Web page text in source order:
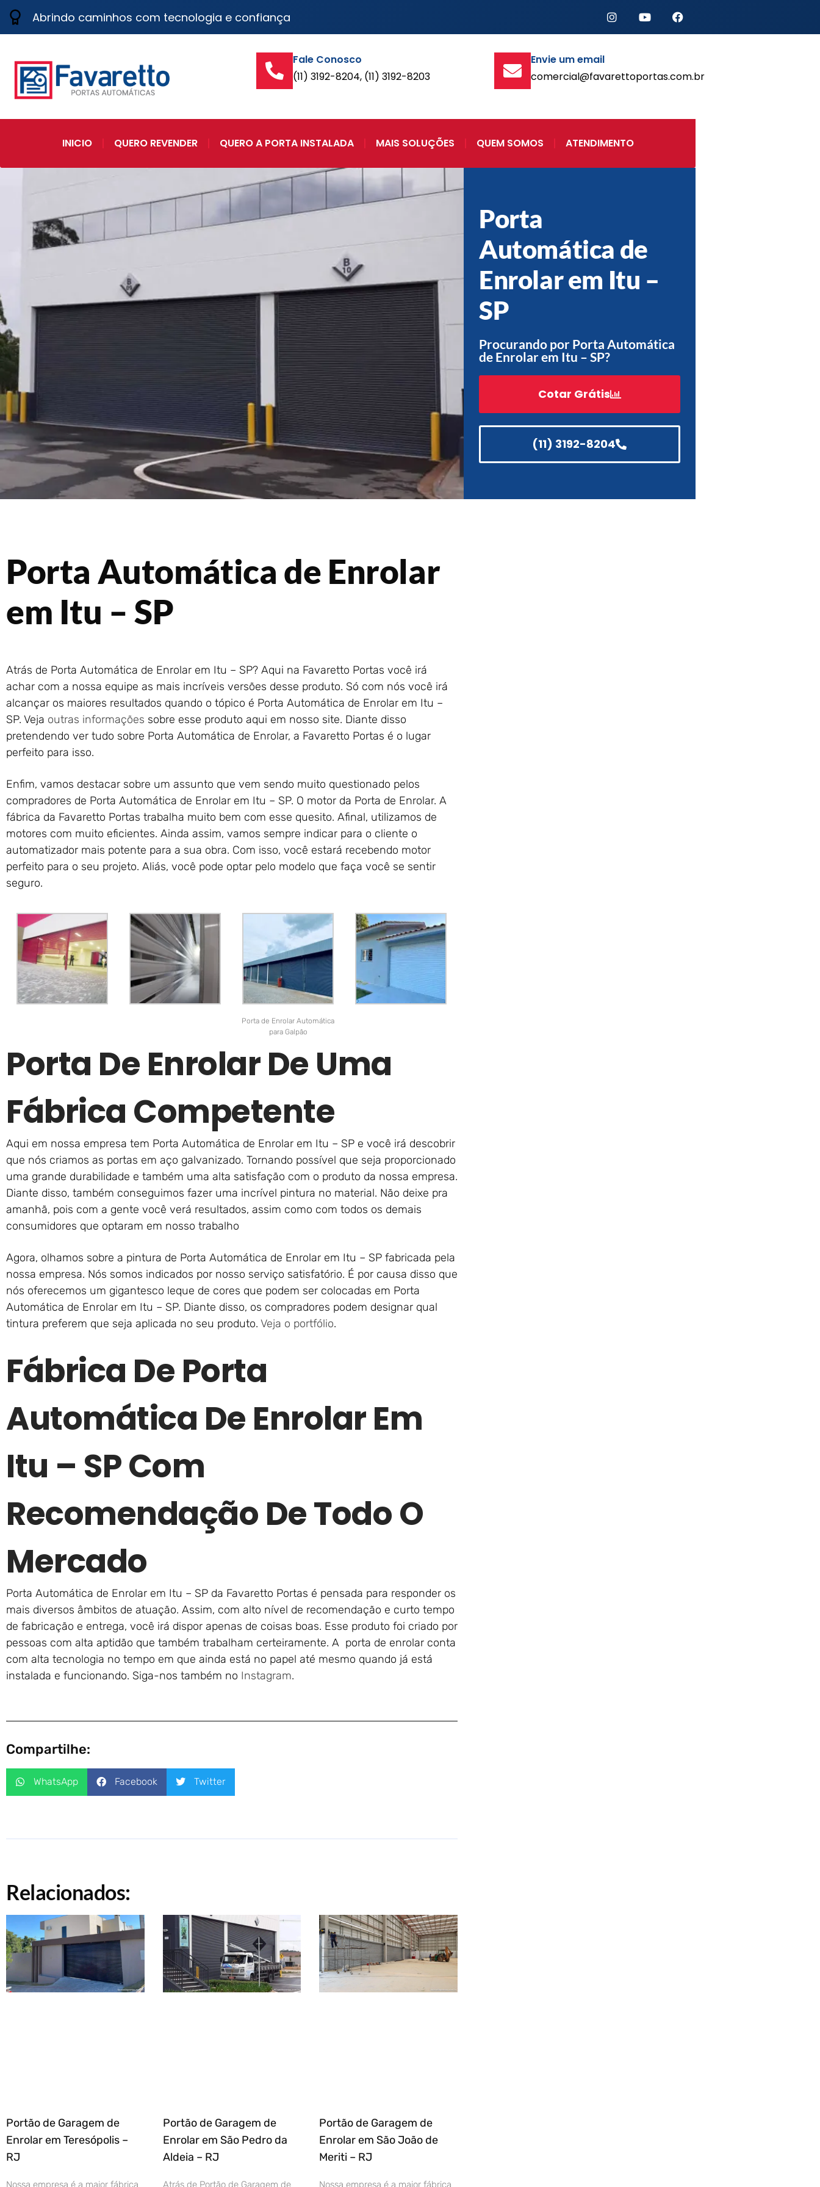
Abrindo caminhos com tecnologia e confiança
Fale Conosco
(11) 3192-8204, (11) 3192-8203
Envie um email
comercial@favarettoportas.com.br
INICIO QUERO REVENDER QUERO A PORTA INSTALADA MAIS SOLUÇÕES QUEM SOMOS ATENDIMENTO
Porta
Automática de
Enrolar em Itu –
SP
Procurando por Porta Automática
de Enrolar em Itu – SP?
Cotar Grátis
(11) 3192-8204
Porta Automática de Enrolar
em Itu – SP
Atrás de Porta Automática de Enrolar em Itu – SP? Aqui na Favaretto Portas você irá
achar com a nossa equipe as mais incríveis versões desse produto. Só com nós você irá
alcançar os maiores resultados quando o tópico é Porta Automática de Enrolar em Itu –
SP. Veja outras informações sobre esse produto aqui em nosso site. Diante disso
pretendendo ver tudo sobre Porta Automática de Enrolar, a Favaretto Portas é o lugar
perfeito para isso.
Enfim, vamos destacar sobre um assunto que vem sendo muito questionado pelos
compradores de Porta Automática de Enrolar em Itu – SP. O motor da Porta de Enrolar. A
fábrica da Favaretto Portas trabalha muito bem com esse quesito. Afinal, utilizamos de
motores com muito eficientes. Ainda assim, vamos sempre indicar para o cliente o
automatizador mais potente para a sua obra. Com isso, você estará recebendo motor
perfeito para o seu projeto. Aliás, você pode optar pelo modelo que faça você se sentir
seguro.
Porta de Enrolar Automática
para Galpão
Porta De Enrolar De Uma
Fábrica Competente
Aqui em nossa empresa tem Porta Automática de Enrolar em Itu – SP e você irá descobrir
que nós criamos as portas em aço galvanizado. Tornando possível que seja proporcionado
uma grande durabilidade e também uma alta satisfação com o produto da nossa empresa.
Diante disso, também conseguimos fazer uma incrível pintura no material. Não deixe pra
amanhã, pois com a gente você verá resultados, assim como com todos os demais
consumidores que optaram em nosso trabalho
Agora, olhamos sobre a pintura de Porta Automática de Enrolar em Itu – SP fabricada pela
nossa empresa. Nós somos indicados por nosso serviço satisfatório. É por causa disso que
nós oferecemos um gigantesco leque de cores que podem ser colocadas em Porta
Automática de Enrolar em Itu – SP. Diante disso, os compradores podem designar qual
tintura preferem que seja aplicada no seu produto. Veja o portfólio.
Fábrica De Porta
Automática De Enrolar Em
Itu – SP Com
Recomendação De Todo O
Mercado
Porta Automática de Enrolar em Itu – SP da Favaretto Portas é pensada para responder os
mais diversos âmbitos de atuação. Assim, com alto nível de recomendação e curto tempo
de fabricação e entrega, você irá dispor apenas de coisas boas. Esse produto foi criado por
pessoas com alta aptidão que também trabalham certeiramente. A porta de enrolar conta
com alta tecnologia no tempo em que ainda está no papel até mesmo quando já está
instalada e funcionando. Siga-nos também no Instagram.
Compartilhe:
WhatsApp Facebook Twitter
Relacionados:
Portão de Garagem de
Enrolar em Teresópolis –
RJ
Nossa empresa é a maior fábrica
Portão de Garagem de
Enrolar em São Pedro da
Aldeia – RJ
Atrás de Portão de Garagem de
Portão de Garagem de
Enrolar em São João de
Meriti – RJ
Nossa empresa é a maior fábrica